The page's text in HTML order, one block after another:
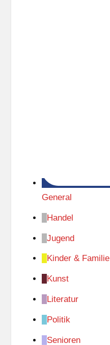
General
Handel
Jugend
Kinder & Familie
Kunst
Literatur
Politik
Senioren